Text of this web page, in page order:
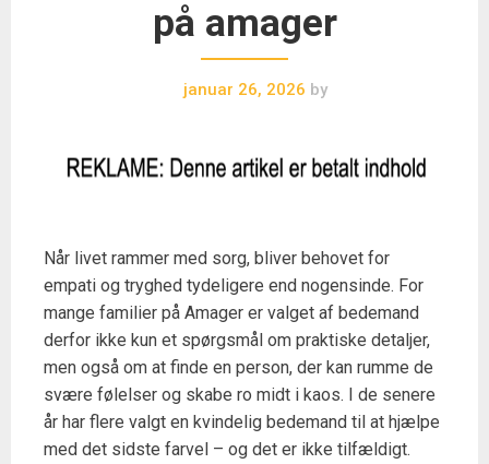
på amager
januar 26, 2026 by
Når livet rammer med sorg, bliver behovet for
empati og tryghed tydeligere end nogensinde. For
mange familier på Amager er valget af bedemand
derfor ikke kun et spørgsmål om praktiske detaljer,
men også om at finde en person, der kan rumme de
svære følelser og skabe ro midt i kaos. I de senere
år har flere valgt en kvindelig bedemand til at hjælpe
med det sidste farvel – og det er ikke tilfældigt.